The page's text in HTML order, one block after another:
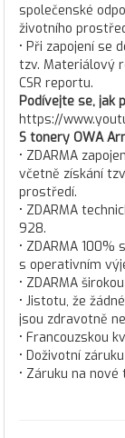
společenské
životního
• Při zapojení se
tzv. Materiálový
CSR reportu.
Podívejte se, jak
https://
S tonery OWA
• ZDARMA
včetně získání
prostředí.
• ZDARMA
928.
• ZDARMA
s operativním
• ZDARMA
• Jistotu, že
jsou zdravotně
• Francouzskou
• Doživotní
• Záruku na nové